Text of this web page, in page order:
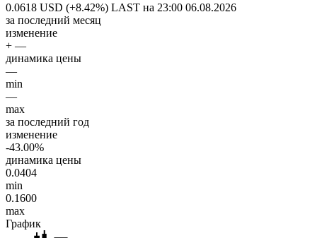
0.0618 USD (+8.42%) LAST на 23:00 06.08.2026
за последний месяц
изменение
+ —
динамика цены
—
min
—
max
за последний год
изменение
-43.00%
динамика цены
0.0404
min
0.1600
max
График